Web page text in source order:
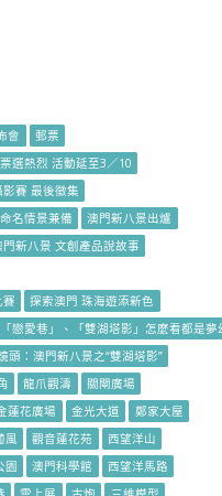
會
郵票
選熱烈 活動延至3／10
賽 最後徵集
名情景兼備
澳門新八景出爐
門新八景 文創產品說故事
賽
探索澳門 珠海遊添新色
戀愛巷」、「雙湖塔影」怎麼看都是夢
頭：澳門新八景之“雙湖塔影”
龍爪觀濤
關閘廣場
蓮花廣場 金光大道
鄭家大屋
風 觀音蓮花苑
西望洋山
園 澳門科學館
西望洋馬路